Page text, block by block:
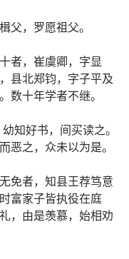
父，罗愿祖父。
者，崔虞卿，字显
县北郑钧，字子平及
数十年学者不继。
知好书，间买读之。
恶之，众未以为是。
免者，知县王荐笃意
富家子皆执役在庭
，由是羡慕，始相劝